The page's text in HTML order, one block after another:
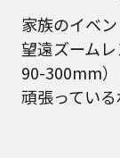
家族のイベ
望遠ズーム
90-300mm）
頑張ってい